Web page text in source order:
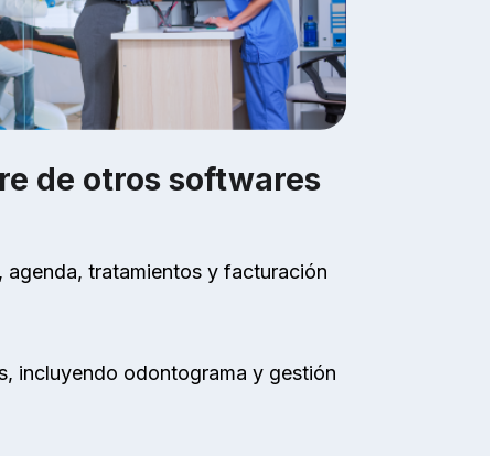
de otros softwares
tratamientos y facturación
incluyendo odontograma y gestión